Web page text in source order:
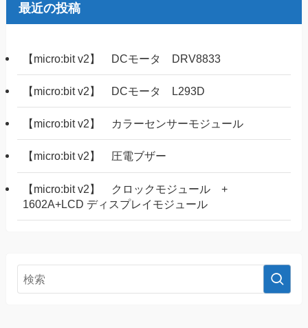
最近の投稿
【micro:bit v2】 DCモータ DRV8833
【micro:bit v2】 DCモータ L293D
【micro:bit v2】 カラーセンサーモジュール
【micro:bit v2】 圧電ブザー
【micro:bit v2】 クロックモジュール +
1602A+LCD ディスプレイモジュール